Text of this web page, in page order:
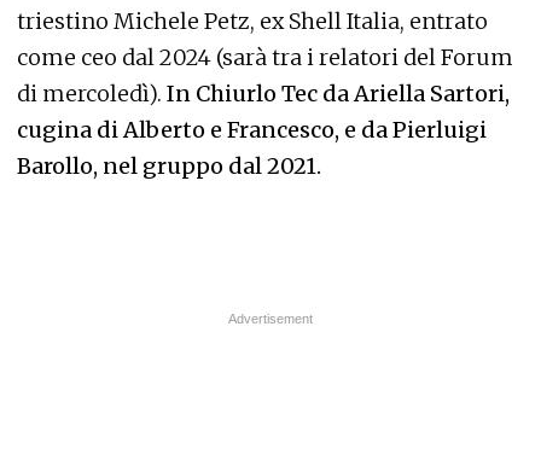
triestino Michele Petz, ex Shell Italia, entrato
come ceo dal 2024 (sarà tra i relatori del Forum
di mercoledì). In Chiurlo Tec da Ariella Sartori,
cugina di Alberto e Francesco, e da Pierluigi
Barollo, nel gruppo dal 2021.